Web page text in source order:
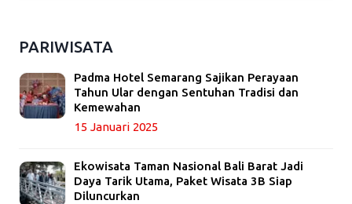
PARIWISATA
Padma Hotel Semarang Sajikan Perayaan
Tahun Ular dengan Sentuhan Tradisi dan
Kemewahan
15 Januari 2025
Ekowisata Taman Nasional Bali Barat Jadi
Daya Tarik Utama, Paket Wisata 3B Siap
Diluncurkan